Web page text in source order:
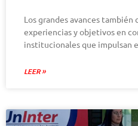
Los grandes avances
experiencias y objetivos en
institucionales que impulsan
LEER »